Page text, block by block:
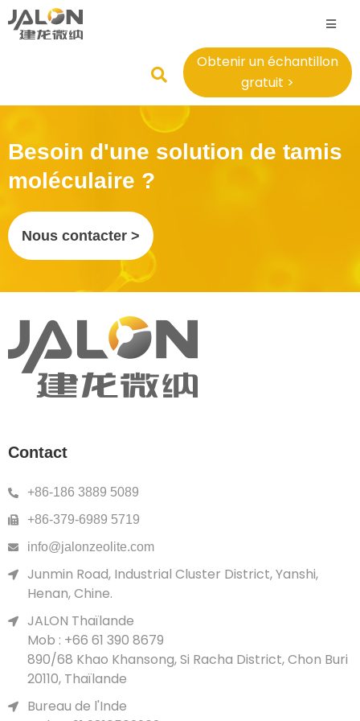
Obtenir un échantillon
gratuit >
Besoin d'une solution de tamis
moléculaire ?
Nous contacter >
Contact
+86-186 3889 5089
+86-379-6989 5719
info@jalonzeolite.com
Junmin Road, Industrial Cluster District, Yanshi,
Henan, Chine.
JALON Thaïlande
Mob : +66 61 390 8679
890/68 Khao Khansong, Si Racha District, Chon Buri
20110, Thaïlande
Bureau de l'Inde